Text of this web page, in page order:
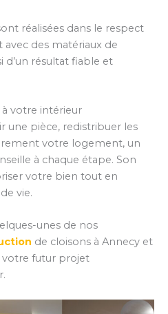
réalisées dans le respect
des matériaux de
d’un résultat fiable et
votre intérieur
une pièce, redistribuer les
votre logement, un
à chaque étape. Son
votre bien tout en
vie.
unes de nos
de cloisons à Annecy et
votre futur projet